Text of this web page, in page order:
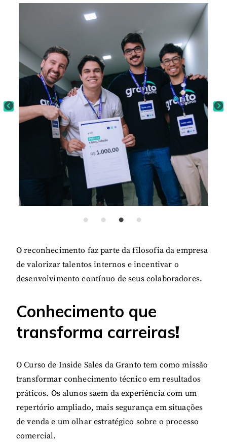
O reconhecimento faz parte da filosofia da empresa
de valorizar talentos internos e incentivar o
desenvolvimento contínuo de seus colaboradores.
Conhecimento que
transforma carreiras!
O Curso de Inside Sales da Granto tem como missão
transformar conhecimento técnico em resultados
práticos. Os alunos saem da experiência com um
repertório ampliado, mais segurança em situações
de venda e um olhar estratégico sobre o processo
comercial.